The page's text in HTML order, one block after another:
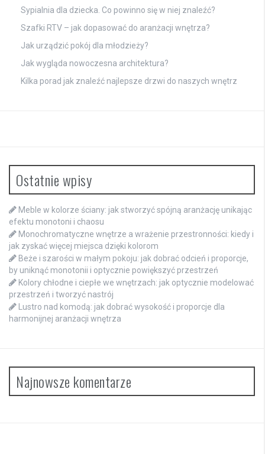
Sypialnia dla dziecka. Co powinno się w niej znaleźć?
Szafki RTV – jak dopasować do aranżacji wnętrza?
Jak urządzić pokój dla młodzieży?
Jak wygląda nowoczesna architektura?
Kilka porad jak znaleźć najlepsze drzwi do naszych wnętrz
Ostatnie wpisy
Meble w kolorze ściany: jak stworzyć spójną aranżację unikając
efektu monotoni i chaosu
Monochromatyczne wnętrze a wrażenie przestronności: kiedy i
jak zyskać więcej miejsca dzięki kolorom
Beże i szarości w małym pokoju: jak dobrać odcień i proporcje,
by uniknąć monotonii i optycznie powiększyć przestrzeń
Kolory chłodne i ciepłe we wnętrzach: jak optycznie modelować
przestrzeń i tworzyć nastrój
Lustro nad komodą: jak dobrać wysokość i proporcje dla
harmonijnej aranżacji wnętrza
Najnowsze komentarze